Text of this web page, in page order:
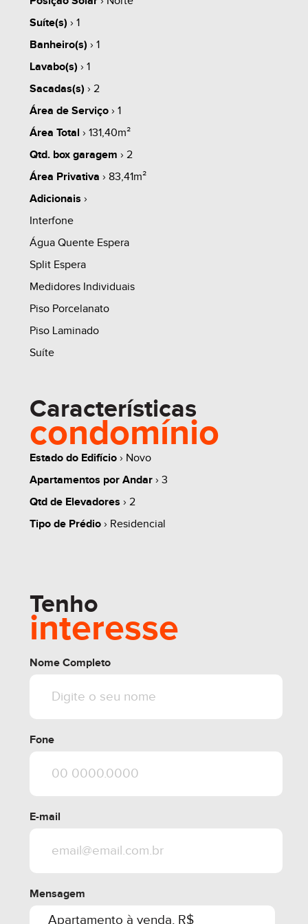
Apartamentos com sacadas abertas;
- Tubulação de água quente em PPR;
- Medição individual de água;
- Medição individual de gás;
- Churrasqueira a carvão;
- Espera para lareira;
- Tubulação para TV e Internet;
- Totalmente rebaixado em gesso;
- Espera para ar-condicionado na sala de
estar/jantar e dormitórios;
- Porcelanato na área social;
- Piso laminado em madeira na área íntima;
- Tubulação para coifa na cozinha;
- Isolamento acústico no contra-piso;
- Esquadrias com grandes vãos propiciando maior
ventilação e luminosidade;
Valor referente ao apartamento 201 com box 105 e
106
share
Suíte(s) › 1
Banheiro(s) › 1
Lavabo(s) › 1
Sacadas(s) › 2
Área de Serviço› 1
Área Total › 131,40m²
Qtd. box garagem › 2
Área Privativa › 83,41m²
Adicionais ›
Interfone
Água Quente Espera
Split Espera
Medidores Individuais
Piso Porcelanato
Piso Laminado
Suíte
Características
condomínio
Estado do Edifício› Novo
Apartamentos por Andar› 3
Qtd de Elevadores › 2
Tipo de Prédio› Residencial
Tenho
interesse
Nome Completo
Fone
E-mail
Mensagem